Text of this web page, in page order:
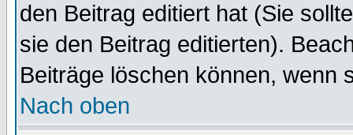
den Beitrag editiert hat (Sie
sie den Beitrag editierten).
Beiträge löschen können, wenn
Nach oben